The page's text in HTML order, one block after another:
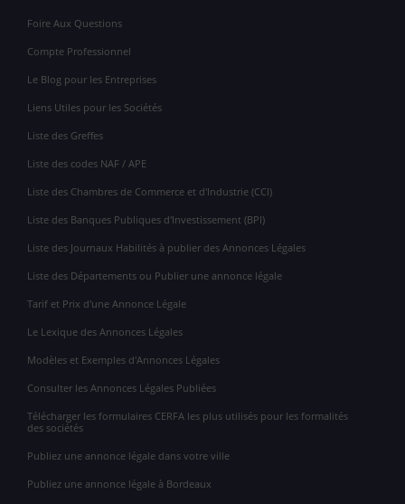
Foire Aux Questions
Compte Professionnel
Le Blog pour les Entreprises
Liens Utiles pour les Sociétés
Liste des Greffes
Liste des codes NAF / APE
Liste des Chambres de Commerce et d'Industrie (CCI)
Liste des Banques Publiques d'Investissement (BPI)
Liste des Journaux Habilités à publier des Annonces Légales
Liste des Départements ou Publier une annonce légale
Tarif et Prix d'une Annonce Légale
Le Lexique des Annonces Légales
Modèles et Exemples d'Annonces Légales
Consulter les Annonces Légales Publiées
Télécharger les formulaires CERFA les plus utilisés pour les formalités
des sociétés
Publiez une annonce légale dans votre ville
Publiez une annonce légale à Bordeaux